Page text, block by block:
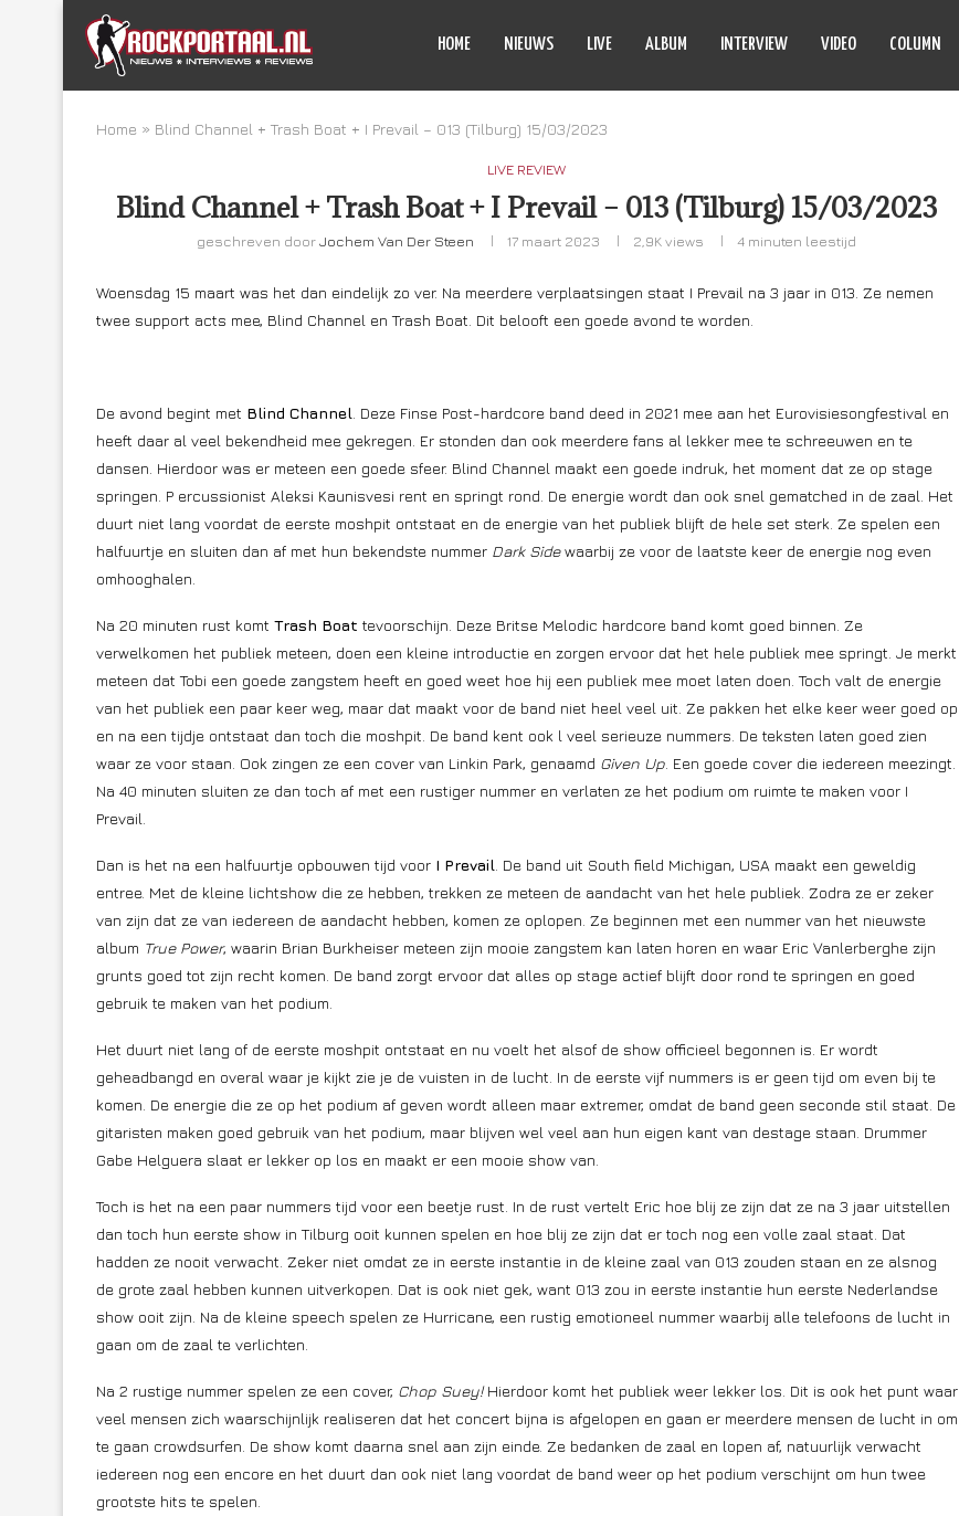
HOME NIEUWS LIVE ALBUM INTERVIEW VIDEO COLUMN
Home » Blind Channel + Trash Boat + I Prevail – 013 (Tilburg) 15/03/2023
LIVE REVIEW
Blind Channel + Trash Boat + I Prevail – 013 (Tilburg) 15/03/2023
geschreven doorJochem Van Der Steen 17 maart 2023 2,9K views 4 minuten leestijd
Woensdag 15 maart was het dan eindelijk zo ver. Na meerdere verplaatsingen staat I Prevail na 3 jaar in 013. Ze nemen
twee support acts mee, Blind Channel en Trash Boat. Dit belooft een goede avond te worden.
De avond begint met Blind Channel . Deze Finse Post-hardcore band deed in 2021 mee aan het Eurovisiesongfestival en
heeft daar al veel bekendheid mee gekregen. Er stonden dan ook meerdere fans al lekker mee te schreeuwen en te
dansen. Hierdoor was er meteen een goede sfeer. Blind Channel maakt een goede indruk, het moment dat ze op stage
springen. P ercussionist Aleksi Kaunisvesi rent en springt rond. De energie wordt dan ook snel gematched in de zaal. Het
duurt niet lang voordat de eerste moshpit ontstaat en de energie van het publiek blijft de hele set sterk. Ze spelen een
halfuurtje en sluiten dan af met hun bekendste nummer Dark Sidewaarbij ze voor de laatste keer de energie nog even
omhooghalen.
Na 20 minuten rust komt Trash Boat tevoorschijn. Deze Britse Melodic hardcore band komt goed binnen. Ze
verwelkomen het publiek meteen, doen een kleine introductie en zorgen ervoor dat het hele publiek mee springt. Je merkt
meteen dat Tobi een goede zangstem heeft en goed weet hoe hij een publiek mee moet laten doen. Toch valt de energie
van het publiek een paar keer weg, maar dat maakt voor de band niet heel veel uit. Ze pakken het elke keer weer goed op
en na een tijdje ontstaat dan toch die moshpit. De band kent ook l veel serieuze nummers. De teksten laten goed zien
waar ze voor staan. Ook zingen ze een cover van Linkin Park, genaamd Given Up . Een goede cover die iedereen meezingt.
Na 40 minuten sluiten ze dan toch af met een rustiger nummer en verlaten ze het podium om ruimte te maken voor I
Prevail.
Dan is het na een halfuurtje opbouwen tijd voor I Prevail . De band uit South field Michigan, USA maakt een geweldig
entree. Met de kleine lichtshow die ze hebben, trekken ze meteen de aandacht van het hele publiek. Zodra ze er zeker
van zijn dat ze van iedereen de aandacht hebben, komen ze oplopen. Ze beginnen met een nummer van het nieuwste
album True Power, waarin Brian Burkheiser meteen zijn mooie zangstem kan laten horen en waar Eric Vanlerberghe zijn
grunts goed tot zijn recht komen. De band zorgt ervoor dat alles op stage actief blijft door rond te springen en goed
gebruik te maken van het podium.
Het duurt niet lang of de eerste moshpit ontstaat en nu voelt het alsof de show officieel begonnen is. Er wordt
geheadbangd en overal waar je kijkt zie je de vuisten in de lucht. In de eerste vijf nummers is er geen tijd om even bij te
komen. De energie die ze op het podium af geven wordt alleen maar extremer, omdat de band geen seconde stil staat. De
gitaristen maken goed gebruik van het podium, maar blijven wel veel aan hun eigen kant van destage staan. Drummer
Gabe Helguera slaat er lekker op los en maakt er een mooie show van.
Toch is het na een paar nummers tijd voor een beetje rust. In de rust vertelt Eric hoe blij ze zijn dat ze na 3 jaar uitstellen
dan toch hun eerste show in Tilburg ooit kunnen spelen en hoe blij ze zijn dat er toch nog een volle zaal staat. Dat
hadden ze nooit verwacht. Zeker niet omdat ze in eerste instantie in de kleine zaal van 013 zouden staan en ze alsnog
de grote zaal hebben kunnen uitverkopen. Dat is ook niet gek, want 013 zou in eerste instantie hun eerste Nederlandse
show ooit zijn. Na de kleine speech spelen ze Hurricane, een rustig emotioneel nummer waarbij alle telefoons de lucht in
gaan om de zaal te verlichten.
Na 2 rustige nummer spelen ze een cover, Chop Suey!Hierdoor komt het publiek weer lekker los. Dit is ook het punt waar
veel mensen zich waarschijnlijk realiseren dat het concert bijna is afgelopen en gaan er meerdere mensen de lucht in om
te gaan crowdsurfen. De show komt daarna snel aan zijn einde. Ze bedanken de zaal en lopen af, natuurlijk verwacht
iedereen nog een encore en het duurt dan ook niet lang voordat de band weer op het podium verschijnt om hun twee
grootste hits te spelen.